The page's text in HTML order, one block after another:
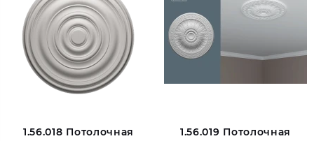
1.56.018 Потолочная
1.56.019 Потолочная